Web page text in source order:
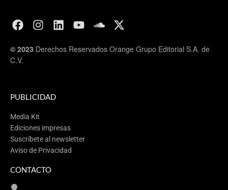
© 2023 Derechos Reservados Orange Grupo Editorial S.A. de
C.V.
PUBLICIDAD
Media Kit
Ediciones impresas
Suscríbete al newsletter
Aviso de Privacidad
CONTACTO